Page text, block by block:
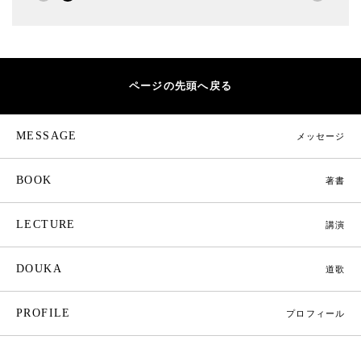
ページの先頭へ戻る
MESSAGE メッセージ
BOOK 著書
LECTURE 講演
DOUKA 道歌
PROFILE プロフィール